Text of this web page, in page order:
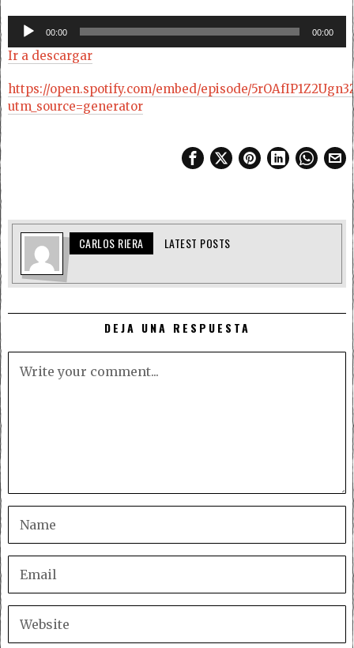
Reproductor
audio
00:00 00:00
Ir a descargar
https://open.spotify.com/embed/episode/
utm_source=generator
CARLOS RIERA LATEST POSTS
DEJA UNA RESPUESTA